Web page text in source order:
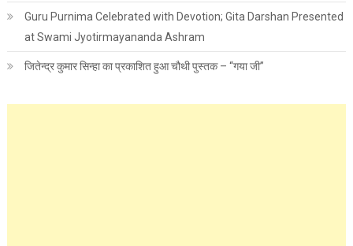
Guru Purnima Celebrated with Devotion; Gita Darshan Presented
at Swami Jyotirmayananda Ashram
जितेन्द्र कुमार सिन्हा का प्रकाशित हुआ चौथी पुस्तक – “गया जी”